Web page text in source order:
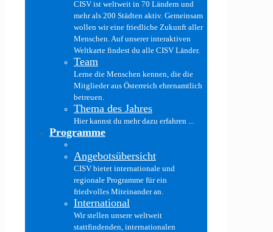
CISV ist weltweit in 70 Ländern und
mehr als 200 Städten aktiv. Gemeinsam
wollen wir eine friedliche Zukunft aller
Menschen. Auf unserer interaktiven
Weltkarte findest du alle CISV Länder.
Team
Lerne die Menschen kennen, die die
Mitglieder aus Österreich ehrenamtlich
betreuen.
Thema des Jahres
Hier kannst du mehr dazu erfahren ...
Programme
Angebotsübersicht
CISV bietet internationale und
regionale Programme für ein
friedvolles Miteinander an.
International
Wir stellen unsere weltweit
stattfindenden, internationalen